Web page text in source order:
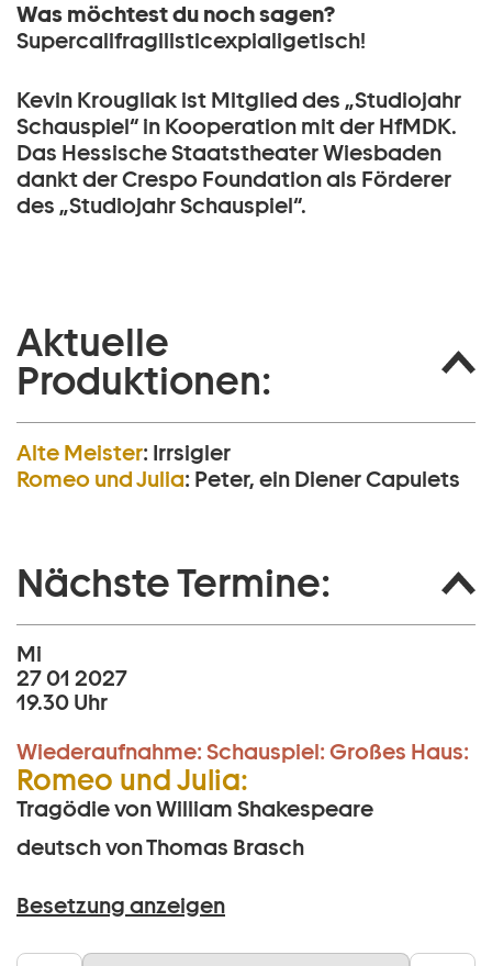
Was möchtest du noch sagen?
Supercalifragilisticexpialigetisch!
Kevin Krougliak ist Mitglied des „Studiojahr
Schauspiel“ in Kooperation mit der HfMDK.
Das Hessische Staatstheater Wiesbaden
dankt der Crespo Foundation als Förderer
des „Studiojahr Schauspiel“.
Aktuelle
Produktionen:
Alte Meister: Irrsigler
Romeo und Julia: Peter, ein Diener Capulets
Nächste Termine:
Mi
27 01 2027
19.30 Uhr
Wiederaufnahme: Schauspiel: Großes Haus:
Romeo und Julia:
Tragödie von William Shakespeare
deutsch von Thomas Brasch
Besetzung anzeigen